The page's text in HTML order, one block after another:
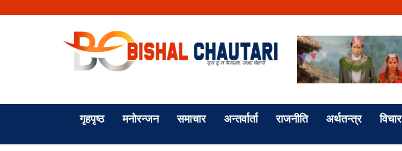
गृहपृष्ठ मनोरन्जन समाचार अन्तर्वार्ता राजनीति अर्थतन्त्र विचार